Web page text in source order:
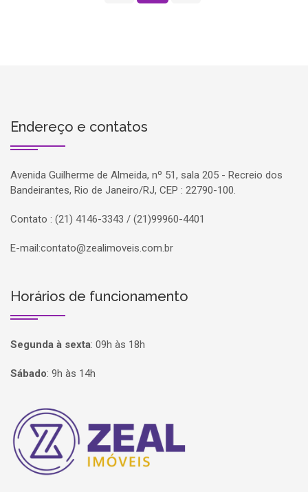
Endereço e contatos
Avenida Guilherme de Almeida, nº 51, sala 205 - Recreio dos
Bandeirantes, Rio de Janeiro/RJ, CEP : 22790-100.
Contato : (21) 4146-3343 / (21)99960-4401
E-mail:contato@zealimoveis.com.br
Horários de funcionamento
Segunda à sexta: 09h às 18h
Sábado: 9h às 14h
Página inicial